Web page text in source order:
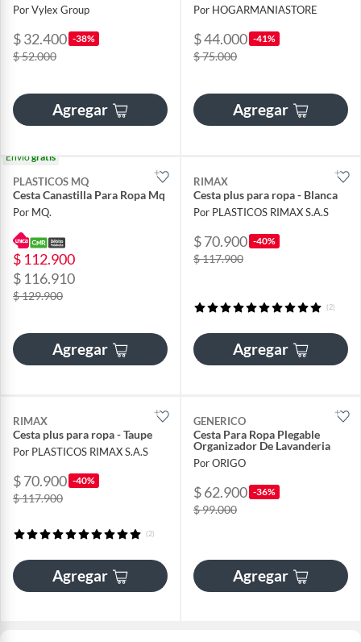
Por Vylex Group
$ 32.400 -38%
$ 52.000
Agregar
Por HOGARMANIASTORE
$ 44.000 -41%
$ 75.000
Agregar
Envíogratis
PLASTICOS MQ
Cesta Canastilla Para Ropa Mq
Por MQ.
$ 112.900
$ 116.910
$ 129.900
Agregar
RIMAX
Cesta plus para ropa - Blanca
Por PLASTICOS RIMAX S.A.S
$ 70.900 -40%
$ 117.900
(2)
Agregar
RIMAX
Cesta plus para ropa - Taupe
Por PLASTICOS RIMAX S.A.S
$ 70.900 -40%
$ 117.900
(2)
Agregar
GENERICO
Cesta Para Ropa Plegable
Organizador De Lavanderia
Por ORIGO
$ 62.900 -36%
$ 99.000
Agregar